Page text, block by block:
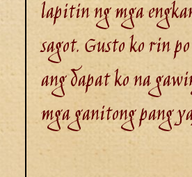
lapitin ng mga
sagot. Gusto ko rin
ang dapat ko na
mga ganitong pang